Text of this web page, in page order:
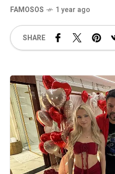
FAMOSOS 1 year ago
SHARE